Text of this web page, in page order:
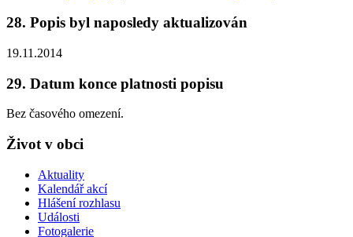
28. Popis byl naposledy aktualizován
19.11.2014
29. Datum konce platnosti popisu
Bez časového omezení.
Život v obci
Aktuality
Kalendář akcí
Hlášení rozhlasu
Události
Fotogalerie